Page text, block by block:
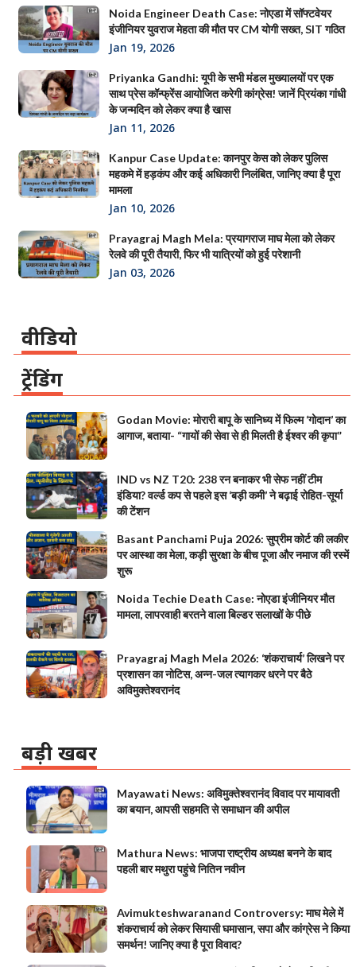
Noida Engineer Death Case: नोएडा में सॉफ्टवेयर
इंजीनियर युवराज मेहता की मौत पर CM योगी सख्त, SIT गठित
Jan 19, 2026
Priyanka Gandhi: यूपी के सभी मंडल मुख्यालयों पर एक
साथ प्रेस कॉन्फ्रेंस आयोजित करेगी कांग्रेस! जानें प्रियंका गांधी
के जन्मदिन को लेकर क्या है खास
Jan 11, 2026
Kanpur Case Update: कानपुर केस को लेकर पुलिस
महकमे में हड़कंप और कई अधिकारी निलंबित, जानिए क्या है पूरा
मामला
Jan 10, 2026
Prayagraj Magh Mela: प्रयागराज माघ मेला को लेकर
रेलवे की पूरी तैयारी, फिर भी यात्रियों को हुई परेशानी
Jan 03, 2026
वीडियो
ट्रेंडिंग
Godan Movie: मोरारी बापू के सानिध्य में फिल्म ‘गोदान’ का
आगाज, बताया- “गायों की सेवा से ही मिलती है ईश्वर की कृपा”
IND vs NZ T20: 238 रन बनाकर भी सेफ नहीं टीम
इंडिया? वर्ल्ड कप से पहले इस ‘बड़ी कमी’ ने बढ़ाई रोहित-सूर्या
की टेंशन
Basant Panchami Puja 2026: सुप्रीम कोर्ट की लकीर
पर आस्था का मेला, कड़ी सुरक्षा के बीच पूजा और नमाज की रस्में
शुरू
Noida Techie Death Case: नोएडा इंजीनियर मौत
मामला, लापरवाही बरतने वाला बिल्डर सलाखों के पीछे
Prayagraj Magh Mela 2026: ‘शंकराचार्य’ लिखने पर
प्रशासन का नोटिस, अन्न-जल त्यागकर धरने पर बैठे
अविमुक्तेश्वरानंद
बड़ी खबर
Mayawati News: अविमुक्तेश्वरानंद विवाद पर मायावती
का बयान, आपसी सहमति से समाधान की अपील
Mathura News: भाजपा राष्ट्रीय अध्यक्ष बनने के बाद
पहली बार मथुरा पहुंचे नितिन नवीन
Avimukteshwaranand Controversy: माघ मेले में
शंकराचार्य को लेकर सियासी घमासान, सपा और कांग्रेस ने किया
समर्थन! जानिए क्या है पूरा विवाद?